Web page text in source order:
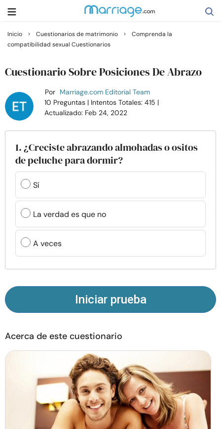
Buscar
Relaciones
Familia
Ayuda
Cursos
Recursos
Comunidad
Encuentra un terapeuta
Idioma ES
Sobre nosotros Contáctanos Escríbenos
Publicidad con
© Copyright 2026. Todos los derechos reservados.
Inicio › Cuestionarios de matrimonio › Comprenda la
compatibilidad sexual Cuestionarios
Cuestionario Sobre Posiciones De Abrazo
Por Marriage.com Editorial Team
10 Preguntas | Intentos Totales: 415 |
Actualizado: Feb 24, 2022
1. ¿Creciste abrazando almohadas o ositos
de peluche para dormir?
Sí
La verdad es que no
A veces
Iniciar prueba
Acerca de este cuestionario